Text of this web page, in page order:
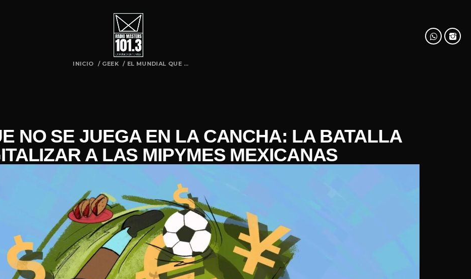
INICIO / GEEK / EL MUNDIAL QUE ...
NO SE JUEGA EN LA CANCHA: LA BATALLA
A LAS MIPYMES MEXICANAS